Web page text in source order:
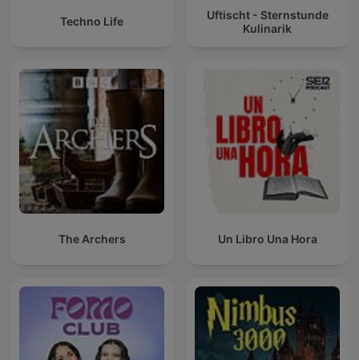
Techno Life
Uftischt - Sternstunde
Kulinarik
The Archers Un Libro Una Hora